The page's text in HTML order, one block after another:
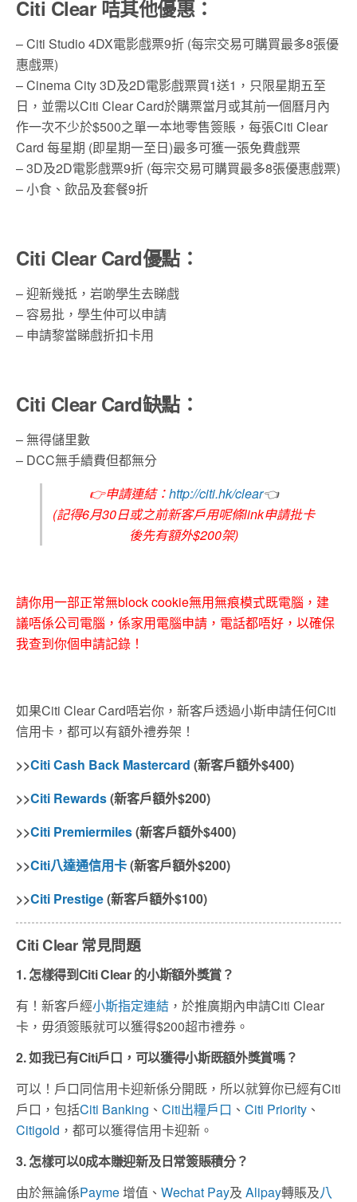
Citi Clear 咭其他優惠：
– Citi Studio 4DX電影戲票9折 (每宗交易可購買最多8張優
惠戲票)
– Cinema City 3D及2D電影戲票買1送1，只限星期五至
日，並需以Citi Clear Card於購票當月或其前一個曆月內
作一次不少於$500之單一本地零售簽賬，每張Citi Clear
Card 每星期 (即星期一至日)最多可獲一張免費戲票
– 3D及2D電影戲票9折 (每宗交易可購買最多8張優惠戲票)
– 小食、飲品及套餐9折
Citi Clear Card優點：
– 迎新幾抵，岩啲學生去睇戲
– 容易批，學生仲可以申請
– 申請黎當睇戲折扣卡用
Citi Clear Card缺點：
– 無得儲里數
– DCC無手續費但都無分
👉申請連結：http://citi.hk/clear👈
(記得6月30日或之前新客戶用呢條link申請批卡
後先有額外$200架)
請你用一部正常無block cookie無用無痕模式既電腦，建
議唔係公司電腦，係家用電腦申請，電話都唔好，以確保
我查到你個申請記錄！
如果Citi Clear Card唔岩你，新客戶透過小斯申請任何Citi
信用卡，都可以有額外禮券架！
>>Citi Cash Back Mastercard (新客戶額外$400)
>>Citi Rewards(新客戶額外$200)
>>Citi Premiermiles(新客戶額外$400)
>>Citi八達通信用卡(新客戶額外$200)
>>Citi Prestige(新客戶額外$100)
Citi Clear 常見問題
1. 怎樣得到Citi Clear 的小斯額外獎賞？
有！新客戶經小斯指定連結 ，於推廣期內申請Citi Clear
卡，毋須簽賬就可以獲得$200超市禮券。
2. 如我已有Citi戶口，可以獲得小斯既額外獎賞嗎？
可以！戶口同信用卡迎新係分開既，所以就算你已經有Citi
戶口，包括Citi Banking 、 Citi出糧戶口 、 Citi Priority 、
Citigold ，都可以獲得信用卡迎新。
3. 怎樣可以0成本賺迎新及日常簽賬積分？
由於無論係Payme增值、 Wechat Pay及 Alipay轉賬及八